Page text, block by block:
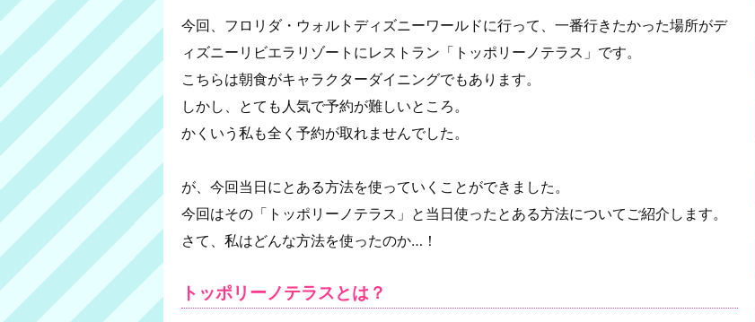
今回、フロリダ・ウォルトディズニーワールドに行って、一番行きたかった場所がデ
ィズニーリビエラリゾートにレストラン「トッポリーノテラス」です。
こちらは朝食がキャラクターダイニングでもあります。
しかし、とても人気で予約が難しいところ。
かくいう私も全く予約が取れませんでした。
が、今回当日にとある方法を使っていくことができました。
今回はその「トッポリーノテラス」と当日使ったとある方法についてご紹介します。
さて、私はどんな方法を使ったのか…！
トッポリーノテラスとは？